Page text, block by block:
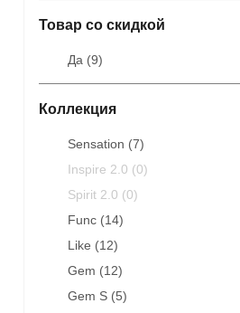
Товар со скидкой
Да (9)
Коллекция
Sensation (7)
Inspire 2.0 (0)
Spirit 2.0 (0)
Func (14)
Like (12)
Gem (12)
Gem S (5)